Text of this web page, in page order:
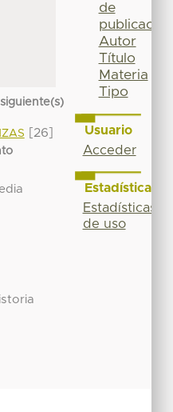
[26]
de
publicación
Autor
Título
Materia
Tipo
Usuario
Acceder
Estadísticas
Estadísticas
de uso